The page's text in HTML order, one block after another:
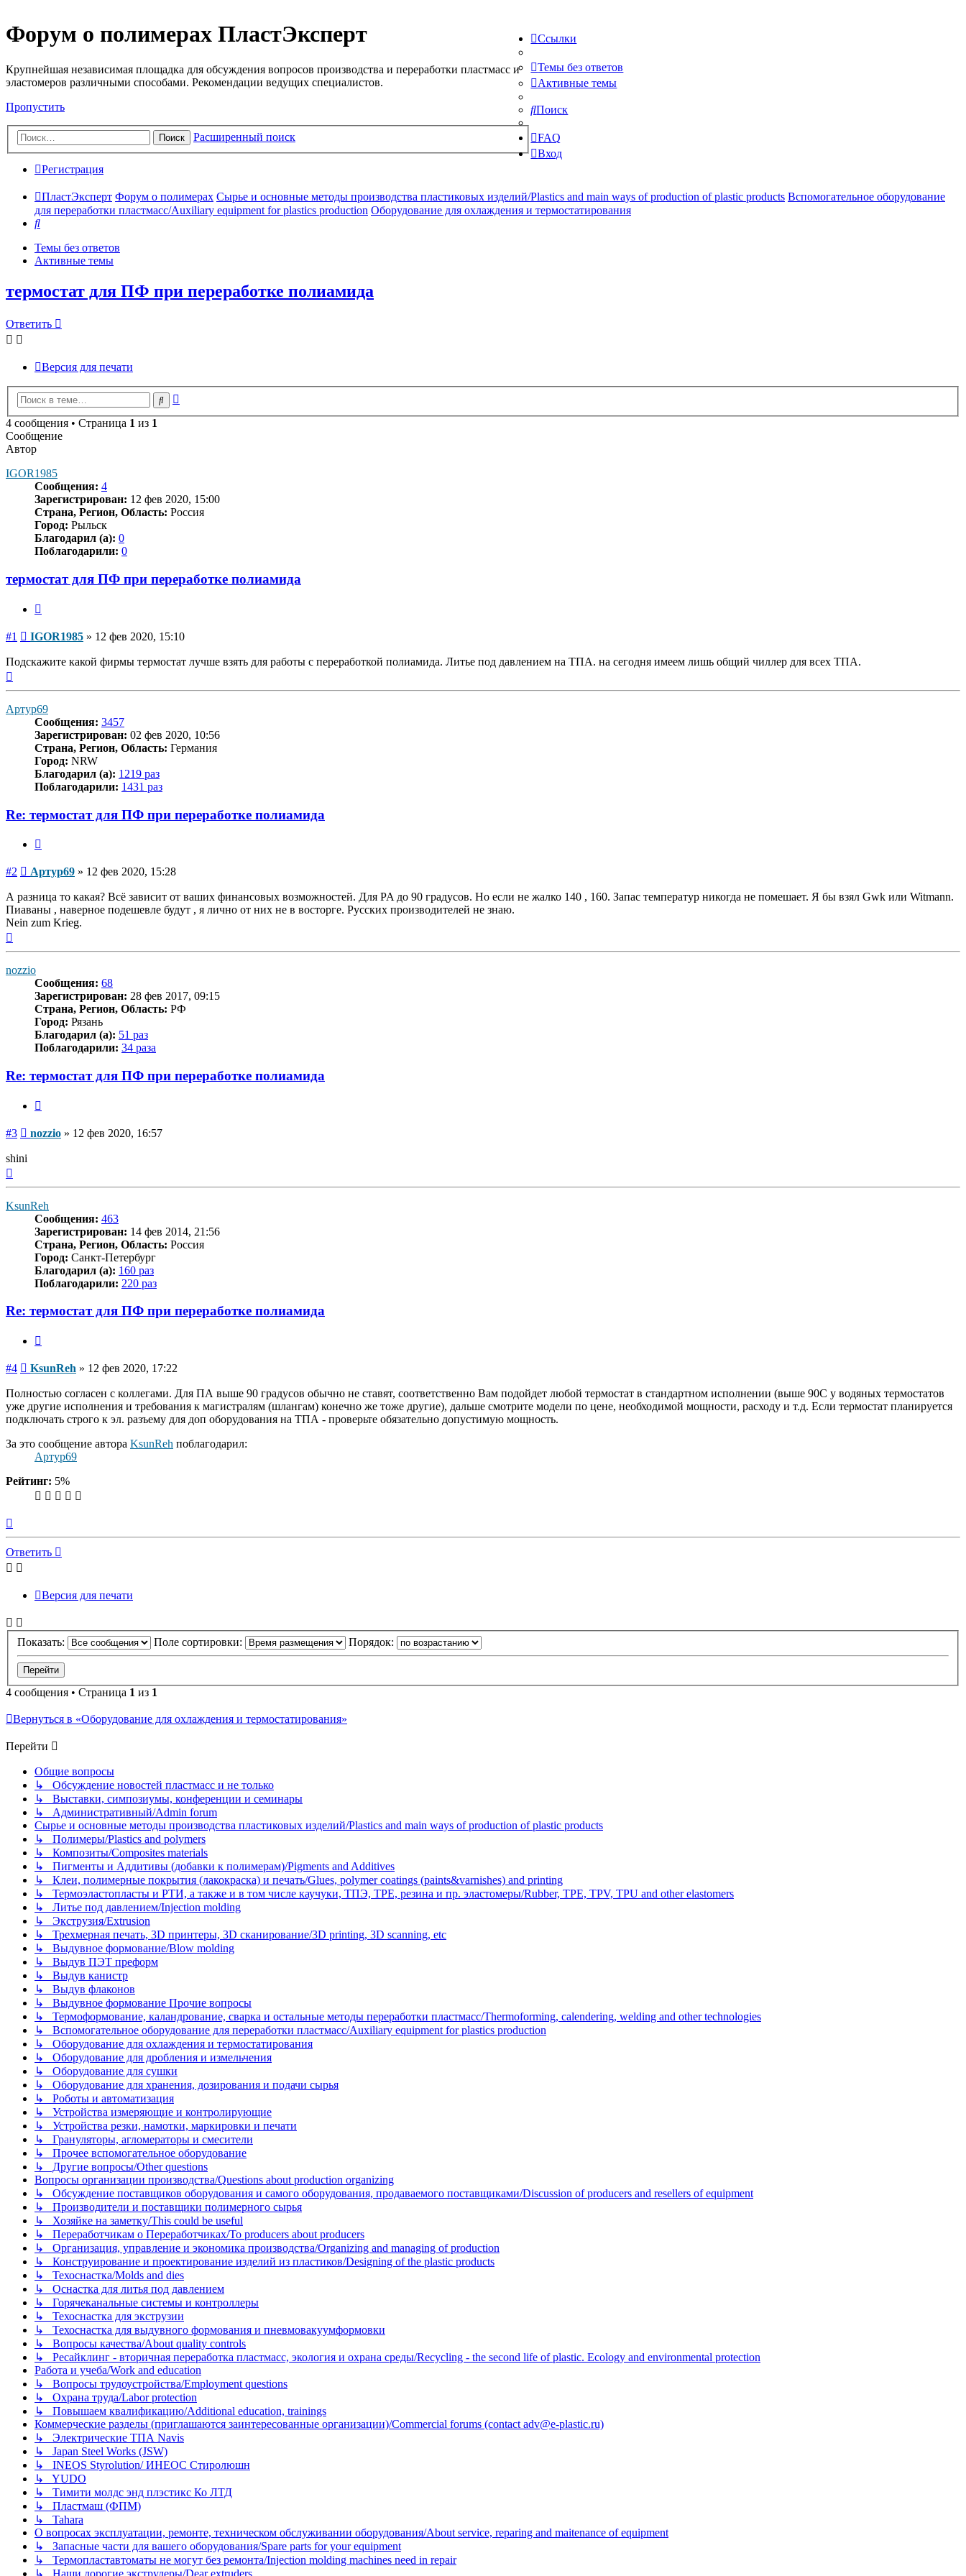
Форум о полимерах ПластЭксперт
Крупнейшая независимая площадка для обсуждения вопросов производства и переработки пластмасс и
эластомеров различными способами. Рекомендации ведущих специалистов.
Пропустить
Поиск Расширенный поиск
Ссылки
Темы без ответов
Активные темы
Поиск
FAQ
Вход
Регистрация
ПластЭксперт Форум о полимерах Сырье и основные методы производства пластиковых изделий/Plastics and main ways of production of plastic products Вспомогательное оборудование
для переработки пластмасс/Auxiliary equipment for plastics production Оборудование для охлаждения и термостатирования
Поиск
Темы без ответов
Активные темы
термостат для ПФ при переработке полиамида
Ответить
Версия для печати
Поиск
4 сообщения • Страница 1 из 1
Сообщение
Автор
IGOR1985
Сообщения: 4
Зарегистрирован: 12 фев 2020, 15:00
Страна, Регион, Область: Россия
Город: Рыльск
Благодарил (а): 0
Поблагодарили: 0
термостат для ПФ при переработке полиамида
#1 Сообщение
IGOR1985 » 12 фев 2020, 15:10
Подскажите какой фирмы термостат лучше взять для работы с переработкой полиамида. Литье под давлением на ТПА. на сегодня имеем лишь общий чиллер для всех ТПА.
Артур69
Сообщения: 3457
Зарегистрирован: 02 фев 2020, 10:56
Страна, Регион, Область: Германия
Город: NRW
Благодарил (а): 1219 раз
Поблагодарили: 1431 раз
Re: термостат для ПФ при переработке полиамида
#2 Сообщение
Артур69 » 12 фев 2020, 15:28
А разница то какая? Всё зависит от ваших финансовых возможностей. Для PA до 90 градусов. Но если не жалко 140 , 160. Запас температур никогда не помешает. Я бы взял Gwk или Witmann.
Пиаваны , наверное подешевле будут , я лично от них не в восторге. Русских производителей не знаю.
Nein zum Krieg.
nozzio
Сообщения: 68
Зарегистрирован: 28 фев 2017, 09:15
Страна, Регион, Область: РФ
Город: Рязань
Благодарил (а): 51 раз
Поблагодарили: 34 раза
Re: термостат для ПФ при переработке полиамида
#3 Сообщение
nozzio » 12 фев 2020, 16:57
shini
KsunReh
Сообщения: 463
Зарегистрирован: 14 фев 2014, 21:56
Страна, Регион, Область: Россия
Город: Санкт-Петербург
Благодарил (а): 160 раз
Поблагодарили: 220 раз
Re: термостат для ПФ при переработке полиамида
#4 Сообщение
KsunReh » 12 фев 2020, 17:22
Полностью согласен с коллегами. Для ПА выше 90 градусов обычно не ставят, соответственно Вам подойдет любой термостат в стандартном исполнении (выше 90С у водяных термостатов
уже другие исполнения и требования к магистралям (шлангам) конечно же тоже другие), дальше смотрите модели по цене, необходимой мощности, расходу и т.д. Если термостат планируется
подключать строго к эл. разъему для доп оборудования на ТПА - проверьте обязательно допустимую мощность.
За это сообщение автора KsunReh поблагодарил:
Артур69
Рейтинг: 5%
началу
Ответить
Версия для печати
Показать: Поле сортировки: Порядок:
4 сообщения • Страница 1 из 1
Вернуться в «Оборудование для охлаждения и термостатирования»
Перейти
Общие вопросы
↳ Обсуждение новостей пластмасс и не только
↳ Выставки, симпозиумы, конференции и семинары
↳ Административный/Admin forum
Сырье и основные методы производства пластиковых изделий/Plastics and main ways of production of plastic products
↳ Полимеры/Plastics and polymers
↳ Композиты/Сomposites materials
↳ Пигменты и Аддитивы (добавки к полимерам)/Pigments and Additives
↳ Клеи, полимерные покрытия (лакокраска) и печать/Glues, polymer coatings (paints&varnishes) and printing
↳ Термоэластопласты и РТИ, а также и в том числе каучуки, ТПЭ, TPE, резина и пр. эластомеры/Rubber, TPE, TPV, TPU and other elastomers
↳ Литье под давлением/Injection molding
↳ Экструзия/Extrusion
↳ Трехмерная печать, 3D принтеры, 3D сканирование/3D printing, 3D scanning, etc
↳ Выдувное формование/Blow molding
↳ Выдув ПЭТ преформ
↳ Выдув канистр
↳ Выдув флаконов
↳ Выдувное формование Прочие вопросы
↳ Термоформование, каландрование, сварка и остальные методы переработки пластмасс/Thermoforming, calendering, welding and other technologies
↳ Вспомогательное оборудование для переработки пластмасс/Auxiliary equipment for plastics production
↳ Оборудование для охлаждения и термостатирования
↳ Оборудование для дробления и измельчения
↳ Оборудование для сушки
↳ Оборудование для хранения, дозирования и подачи сырья
↳ Роботы и автоматизация
↳ Устройства измеряющие и контролирующие
↳ Устройства резки, намотки, маркировки и печати
↳ Грануляторы, агломераторы и смесители
↳ Прочее вспомогательное оборудование
↳ Другие вопросы/Other questions
Вопросы организации производства/Questions about production organizing
↳ Обсуждение поставщиков оборудования и самого оборудования, продаваемого поставщиками/Discussion of producers and resellers of equipment
↳ Производители и поставщики полимерного сырья
↳ Хозяйке на заметку/This could be useful
↳ Переработчикам о Переработчиках/To producers about producers
↳ Организация, управление и экономика производства/Organizing and managing of production
↳ Конструирование и проектирование изделий из пластиков/Designing of the plastic products
↳ Техоснастка/Molds and dies
↳ Оснастка для литья под давлением
↳ Горячеканальные системы и контроллеры
↳ Техоснастка для экструзии
↳ Техоснастка для выдувного формования и пневмовакуумформовки
↳ Вопросы качества/About quality controls
↳ Ресайклинг - вторичная переработка пластмасс, экология и охрана среды/Recycling - the second life of plastic. Ecology and environmental protection
Работа и учеба/Work and education
↳ Вопросы трудоустройства/Employment questions
↳ Охрана труда/Labor protection
↳ Повышаем квалификацию/Additional education, trainings
Коммерческие разделы (приглашаются заинтересованные организации)/Commercial forums (contact adv@e-plastic.ru)
↳ Электрические ТПА Navis
↳ Japan Steel Works (JSW)
↳ INEOS Styrolution/ ИНЕОС Стиролюшн
↳ YUDO
↳ Тимити молдс энд плэстикс Ко ЛТД
↳ Пластмаш (ФПМ)
↳ Tahara
О вопросах эксплуатации, ремонте, техническом обслуживании оборудования/About service, reparing and maitenance of equipment
↳ Запасные части для вашего оборудования/Spare parts for your equipment
↳ Термопластавтоматы не могут без ремонта/Injection molding machines need in repair
↳ Наши дорогие экструдеры/Dear extruders